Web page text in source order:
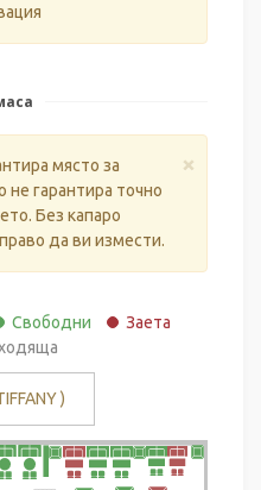
×
място за
не гарантира точно
Без капаро
да ви измести.
Свободни
Заета
1 ( TIFFANY )